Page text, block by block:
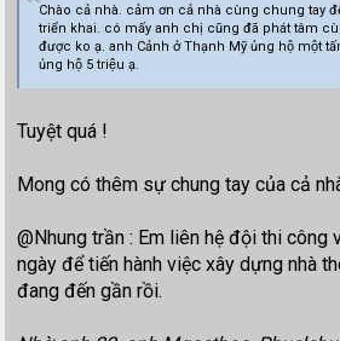
Chào cả nhà. cảm ơn cả nhà cùng chung tay
triển khai. có mấy anh chị cũng đã phát tâm
được ko ạ. anh Cảnh ở Thạnh Mỹ ủng hộ một
ủng hộ 5 triệu ạ.
Tuyệt quá !
Mong có thêm sự chung tay của cả
@Nhung trần : Em liên hệ đội thi công
ngày để tiến hành việc xây dựng nhà
đang đến gần rồi.